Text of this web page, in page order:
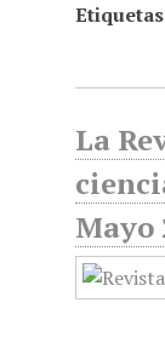
La
Mayo